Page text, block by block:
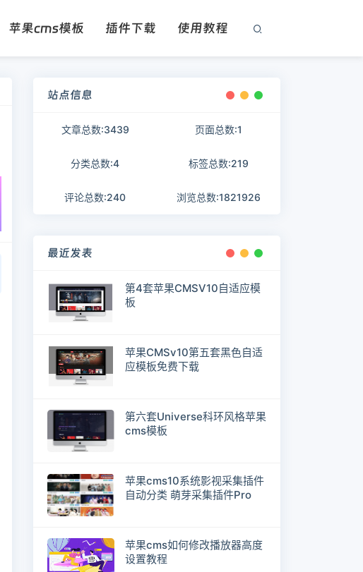
苹果cms模板 插件下载 使用教程
站点信息
文章总数:3439 页面总数:1
分类总数:4 标签总数:219
评论总数:240 浏览总数:1821926
最近发表
第4套苹果CMSV10自适应模
板
苹果CMSv10第五套黑色自适
应模板免费下载
第六套Universe科环风格苹果
cms模板
苹果cms10系统影视采集插件
自动分类 萌芽采集插件Pro
苹果cms如何修改播放器高度
设置教程